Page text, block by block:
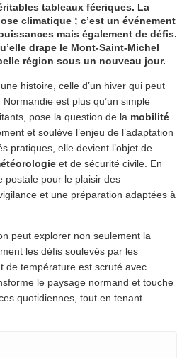
tableaux féeriques. La
climatique ; c’est un événement
mais également de défis.
drape le Mont-Saint-Michel
région sous un nouveau jour.
histoire, celle d’un hiver qui peut
est plus qu’un simple
pose la question de la mobilité
et soulève l’enjeu de l’adaptation
pratiques, elle devient l’objet de
et de sécurité civile. En
postale pour le plaisir des
et une préparation adaptées à
peut explorer non seulement la
les défis soulevés par les
de température est scruté avec
le paysage normand et touche
quotidiennes, tout en tenant